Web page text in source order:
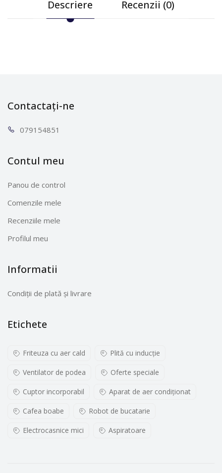
Descriere Recenzii (0)
Contactați-ne
0791 54851
Contul meu
Panou de control
Comenzile mele
Recenziile mele
Profilul meu
Informatii
Condiții de plată și livrare
Etichete
Friteuza cu aer cald Plită cu inducţie
Ventilator de podea Oferte speciale
Cuptor incorporabil Aparat de aer condiționat
Cafea boabe Robot de bucatarie
Electrocasnice mici Aspiratoare